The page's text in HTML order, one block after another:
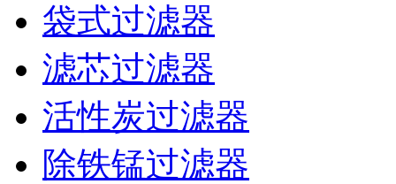
袋式过滤器
滤芯过滤器
活性炭过滤器
除铁锰过滤器